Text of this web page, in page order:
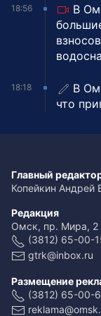
18:56
В
18:18
В
что
Главный
Копейкин Андрей
Редакция
Омск, пр. Мира, 2
(3812) 65-00-
gtrk@inbox.ru
Размещение
(3812) 65-00-